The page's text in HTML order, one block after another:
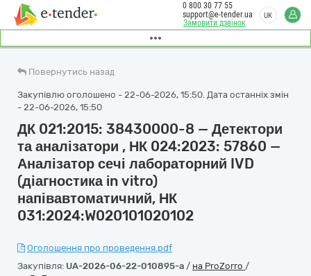
Замовити дзвінок
0 800 30 77 55
support@e-tender.ua
UK
Повернутись назад
Закупівлю оголошено - 22-06-2026, 15:50. Дата останніх змін
- 22-06-2026, 15:50
ДК 021:2015: 38430000-8 — Детектори
та аналізатори , НК 024:2023: 57860 —
Аналізатор сечі лабораторний IVD
(діагностика in vitro)
напівавтоматичний, НК
031:2024:W020101020102
Оголошення про проведення.pdf
Закупівля: UA-2026-06-22-010895-a / на ProZorro /